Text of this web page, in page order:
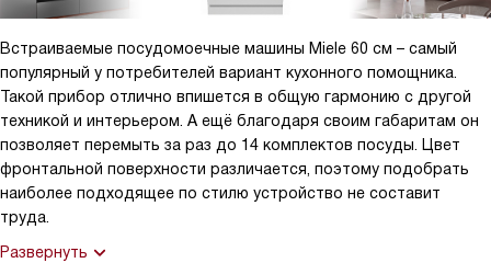
Встраиваемые посудомоечные машины Miele 60 см – самый
популярный у потребителей вариант кухонного помощника.
Такой прибор отлично впишется в общую гармонию с другой
техникой и интерьером. А ещё благодаря своим габаритам он
позволяет перемыть за раз до 14 комплектов посуды. Цвет
фронтальной поверхности различается, поэтому подобрать
наиболее подходящее по стилю устройство не составит
труда.
Развернуть